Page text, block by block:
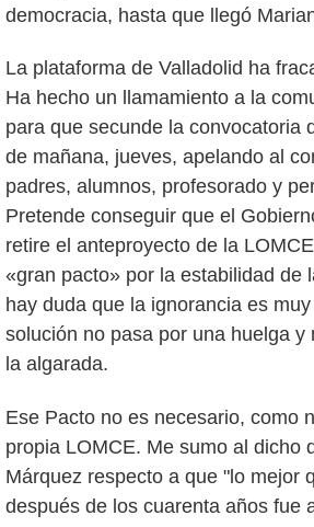
democracia, hasta que llegó
La plataforma de Valladolid ha
Ha hecho un llamamiento a la
para que secunde la convocatoria
de mañana, jueves, apelando al
padres, alumnos, profesorado y
Pretende conseguir que el
retire el anteproyecto de la
«gran pacto» por la estabilidad de
hay duda que la ignorancia es
solución no pasa por una huelga y
la algarada.
Ese Pacto no es necesario, como
propia LOMCE. Me sumo al dicho
Márquez respecto a que "lo mejor
después de los cuarenta años fue